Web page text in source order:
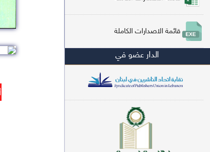
تفسير قرآن (106)
علم كلام (96)
أخلاق وتصوف (91)
سير وتراجم (90)
معاجم لغوية (89)
سيرة نبوية وتصوف (81)
قائمة الاصدارات الكاملة
الدار عضو في